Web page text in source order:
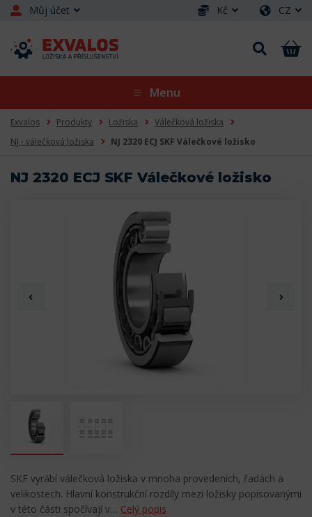
Můj účet Kč CZ
Menu
Exvalos Produkty Ložiska
Válečková ložiska
NJ - válečková ložiska
NJ 2320 ECJ SKF Válečkové ložisko
NJ 2320 ECJ SKF Válečkové ložisko
SKF vyrábí válečková ložiska v mnoha provedeních, řadách a
velikostech. Hlavní konstrukční rozdíly mezi ložisky popisovanými
v této části spočívají v… Celý popis